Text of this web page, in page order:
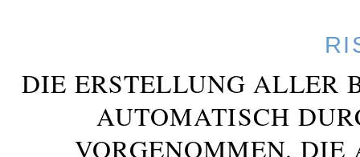
DIE ERSTELLUNG ALLER
AUTOMATISCH
VORGENOMMEN. DIE